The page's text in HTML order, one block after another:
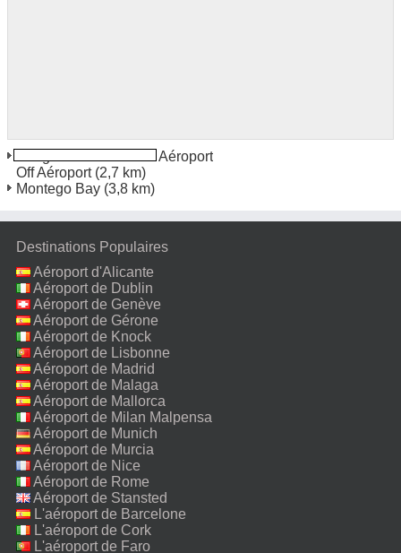
Sangster International Aéroport
Off Aéroport(2,7 km)
Montego Bay (3,8 km)
Destinations Populaires
Aéroport d'Alicante
Aéroport de Dublin
Aéroport de Genève
Aéroport de Gérone
Aéroport de Knock
Aéroport de Lisbonne
Aéroport de Madrid
Aéroport de Malaga
Aéroport de Mallorca
Aéroport de Milan Malpensa
Aéroport de Munich
Aéroport de Murcia
Aéroport de Nice
Aéroport de Rome
Fiumicino
Aéroport de Stansted
L'aéroport de Barcelone
L'aéroport de Cork
L'aéroport de Faro